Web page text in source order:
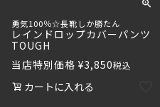
勇気100％☆長靴しか勝たん
レインドロップカバーパンツ
TOUGH
当店特別価格 ¥3,850税込
カートに入れる